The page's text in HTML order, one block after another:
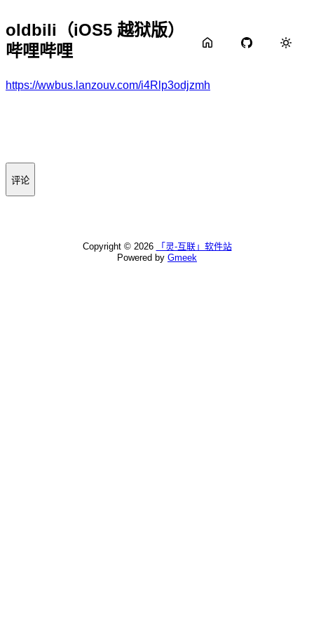
oldbili（iOS5 越狱版）
哔哩哔哩
https://wwbus.lanzouv.com/i4Rlp3odjzmh
评论
Copyright © 2026
「灵-互联」软件站
Powered by Gmeek